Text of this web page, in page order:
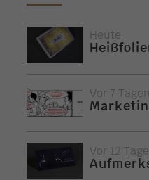
Heute
Vor 7 Tagen
Vor 12